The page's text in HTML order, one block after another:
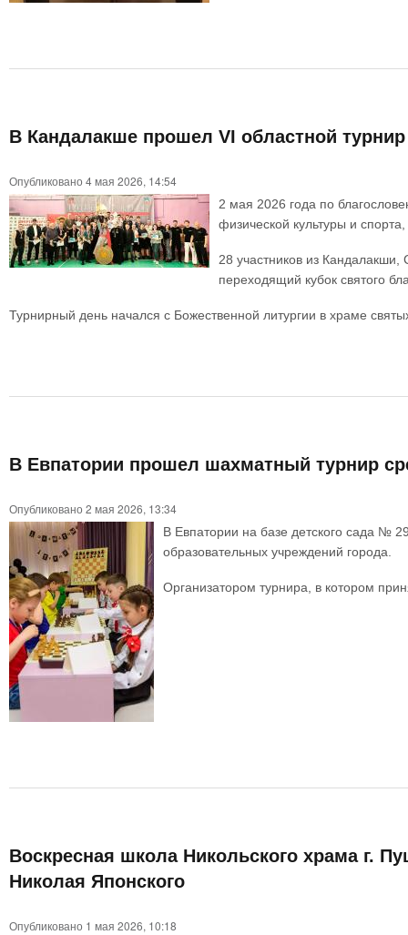
В Кандалакше прошел VI областной турнир
Опубликовано 4 мая 2026, 14:54
2 мая 2026 года по
физической культуры и
28 участников из
переходящий кубок святого
Турнирный день начался с Божественной литургии в храме
В Евпатории прошел шахматный турнир
Опубликовано 2 мая 2026, 13:34
В Евпатории на базе детского сада №
образовательных учреждений города.
Организатором турнира, в котором
Воскресная школа Никольского храма г.
Николая Японского
Опубликовано 1 мая 2026, 10:18